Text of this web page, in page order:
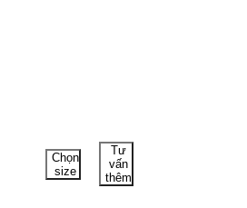
Chọn
size
Tư
vấn
thêm